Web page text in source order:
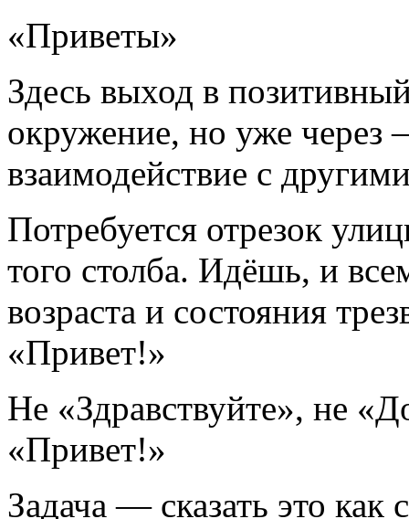
«Приветы»
Здесь выход в
окружение, но уже
взаимодействие с
Потребуется отрезок
того столба. Идёшь, и
возраста и состояния
«Привет!»
Не «Здравствуйте», не
«Привет!»
Задача — сказать это